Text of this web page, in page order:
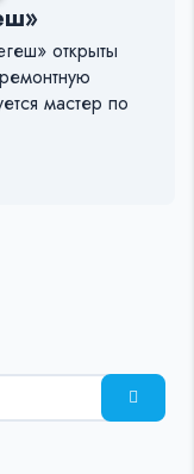
открыты
мастер по